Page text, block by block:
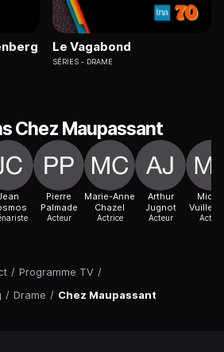
/ Programme TV /
/ Drame / Chez Maupassant
Le Vagabond
SÉRIES DRAME
Chez Maupassant
Pierre
Palmade
Acteur
Marie-Anne
Chazel
Actrice
Arthur
Jugnot
Acteur Acteur